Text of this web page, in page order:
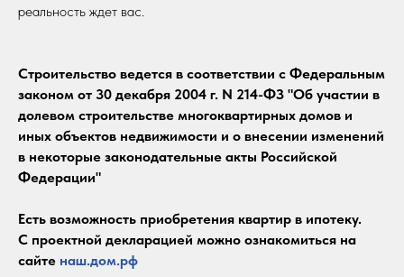
реальность ждет вас.
Строительство ведется в соответствии с Федеральным
законом от 30 декабря 2004 г. N 214-ФЗ "Об участии в
долевом строительстве многоквартирных домов и
иных объектов недвижимости и о внесении изменений
в некоторые законодательные акты Российской
Федерации"
Есть возможность приобретения квартир в ипотеку.
С проектной декларацией можно ознакомиться на
сайте наш.дом.рф